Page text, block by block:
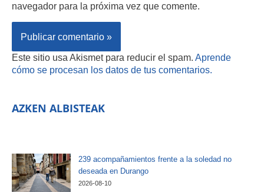
navegador para la próxima vez que comente.
Este sitio usa Akismet para reducir el spam. Aprende
cómo se procesan los datos de tus comentarios.
AZKEN ALBISTEAK
239 acompañamientos frente a la soledad no
deseada en Durango
2026-08-10